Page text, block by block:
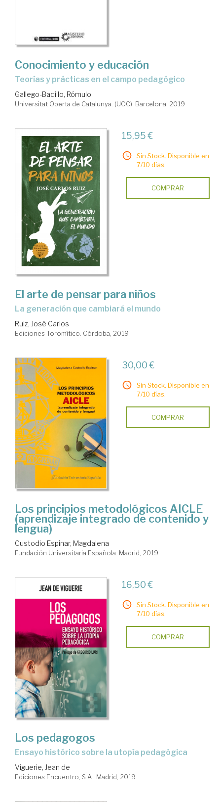
Conocimiento y educación
teorías y prácticas en el campo pedagógico
Gallego-Badillo, Rómulo
Universitat Oberta de Catalunya. (UOC). Barcelona, 2019
15,95 €
Sin Stock. Disponible en
7/10 días.
COMPRAR
El arte de pensar para niños
la generación que cambiará el mundo
Ruiz, José Carlos
Ediciones Toromítico. Córdoba, 2019
30,00 €
Sin Stock. Disponible en
7/10 días.
COMPRAR
Los principios metodológicos AICLE
(aprendizaje integrado de contenido y
lengua)
Custodio Espinar, Magdalena
Fundación Universitaria Española. Madrid, 2019
16,50 €
Sin Stock. Disponible en
7/10 días.
COMPRAR
Los pedagogos
ensayo histórico sobre la utopía pedagógica
Viguerie, Jean de
Ediciones Encuentro, S.A.. Madrid, 2019